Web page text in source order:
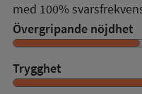
med 100%
Övergripande nöjdhet
Trygghet